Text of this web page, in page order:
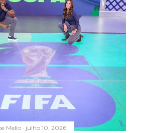
Mello julho 10, 2026